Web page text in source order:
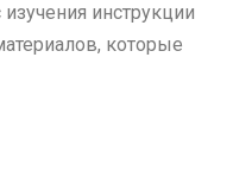
инструкции
которые